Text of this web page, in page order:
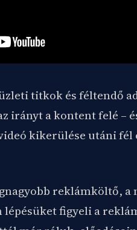
titkok és féltendő
irányt a kontent felé –
kikerülése utáni
reklámköltő,
figyeli a